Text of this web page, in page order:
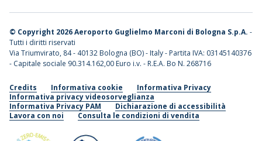
© Copyright 2026 Aeroporto Guglielmo Marconi di Bologna S.p.A. -
Tutti i diritti riservati
Via Triumvirato, 84 - 40132 Bologna (BO) - Italy - Partita IVA: 03145140376
- Capitale sociale 90.314.162,00 Euro i.v. - R.E.A. Bo N. 268716
Credits Informativa cookie
Informativa Privacy
Informativa privacy videosorveglianza
Informativa Privacy PAM
Dichiarazione di accessibilità
Lavora con noi
Consulta le condizioni di vendita